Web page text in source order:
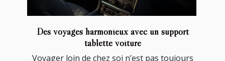
Des voyages harmonieux avec un support
tablette voiture
Voyager loin de chez soi n’est pas toujours